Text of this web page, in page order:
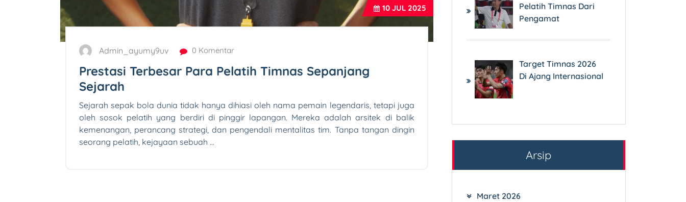
10JUL 2025
Admin_ayumy9uv 0 Komentar
Prestasi Terbesar Para Pelatih Timnas Sepanjang
Sejarah
Sejarah sepak bola dunia tidak hanya dihiasi oleh nama pemain legendaris, tetapi juga
oleh sosok pelatih yang berdiri di pinggir lapangan. Mereka adalah arsitek di balik
kemenangan, perancang strategi, dan pengendali mentalitas tim. Tanpa tangan dingin
seorang pelatih, kejayaan sebuah …
Pelatih Timnas Dari
Pengamat
Target Timnas 2026
Di Ajang Internasional
Arsip
Maret 2026